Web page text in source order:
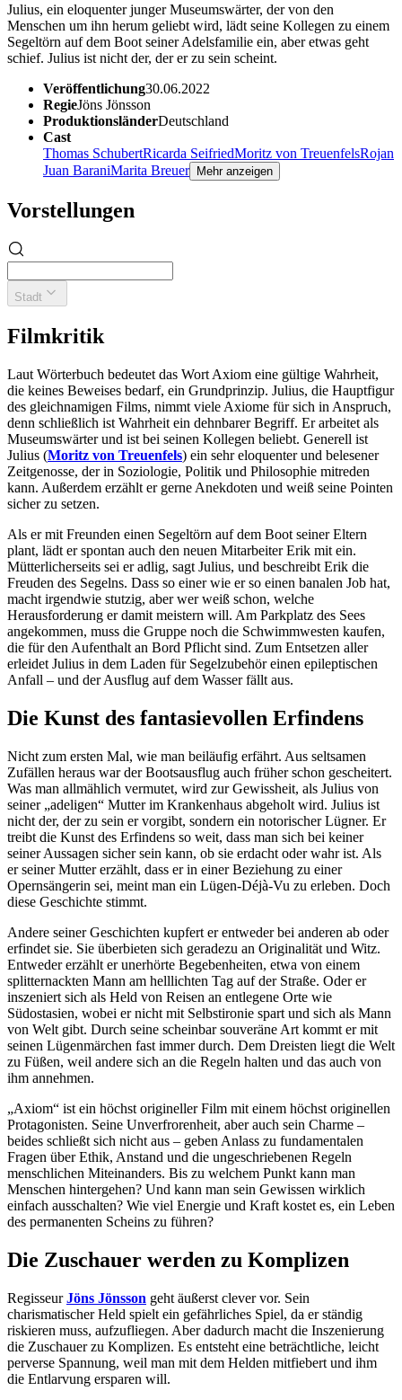
Julius, ein eloquenter junger Museumswärter, der von den
Menschen um ihn herum geliebt wird, lädt seine Kollegen zu einem
Segeltörn auf dem Boot seiner Adelsfamilie ein, aber etwas geht
schief. Julius ist nicht der, der er zu sein scheint.
Veröffentlichung30.06.2022
RegieJöns Jönsson
ProduktionsländerDeutschland
Cast
Thomas SchubertRicarda SeifriedMoritz von TreuenfelsRojan
Juan BaraniMarita Breuer Mehr anzeigen
Vorstellungen
Stadt
Filmkritik
Laut Wörterbuch bedeutet das Wort Axiom eine gültige Wahrheit,
die keines Beweises bedarf, ein Grundprinzip. Julius, die Hauptfigur
des gleichnamigen Films, nimmt viele Axiome für sich in Anspruch,
denn schließlich ist Wahrheit ein dehnbarer Begriff. Er arbeitet als
Museumswärter und ist bei seinen Kollegen beliebt. Generell ist
Julius (Moritz von Treuenfels) ein sehr eloquenter und belesener
Zeitgenosse, der in Soziologie, Politik und Philosophie mitreden
kann. Außerdem erzählt er gerne Anekdoten und weiß seine Pointen
sicher zu setzen.
Als er mit Freunden einen Segeltörn auf dem Boot seiner Eltern
plant, lädt er spontan auch den neuen Mitarbeiter Erik mit ein.
Mütterlicherseits sei er adlig, sagt Julius, und beschreibt Erik die
Freuden des Segelns. Dass so einer wie er so einen banalen Job hat,
macht irgendwie stutzig, aber wer weiß schon, welche
Herausforderung er damit meistern will. Am Parkplatz des Sees
angekommen, muss die Gruppe noch die Schwimmwesten kaufen,
die für den Aufenthalt an Bord Pflicht sind. Zum Entsetzen aller
erleidet Julius in dem Laden für Segelzubehör einen epileptischen
Anfall – und der Ausflug auf dem Wasser fällt aus.
Die Kunst des fantasievollen Erfindens
Nicht zum ersten Mal, wie man beiläufig erfährt. Aus seltsamen
Zufällen heraus war der Bootsausflug auch früher schon gescheitert.
Was man allmählich vermutet, wird zur Gewissheit, als Julius von
seiner „adeligen“ Mutter im Krankenhaus abgeholt wird. Julius ist
nicht der, der zu sein er vorgibt, sondern ein notorischer Lügner. Er
treibt die Kunst des Erfindens so weit, dass man sich bei keiner
seiner Aussagen sicher sein kann, ob sie erdacht oder wahr ist. Als
er seiner Mutter erzählt, dass er in einer Beziehung zu einer
Opernsängerin sei, meint man ein Lügen-Déjà-Vu zu erleben. Doch
diese Geschichte stimmt.
Andere seiner Geschichten kupfert er entweder bei anderen ab oder
erfindet sie. Sie überbieten sich geradezu an Originalität und Witz.
Entweder erzählt er unerhörte Begebenheiten, etwa von einem
splitternackten Mann am helllichten Tag auf der Straße. Oder er
inszeniert sich als Held von Reisen an entlegene Orte wie
Südostasien, wobei er nicht mit Selbstironie spart und sich als Mann
von Welt gibt. Durch seine scheinbar souveräne Art kommt er mit
seinen Lügenmärchen fast immer durch. Dem Dreisten liegt die Welt
zu Füßen, weil andere sich an die Regeln halten und das auch von
ihm annehmen.
„Axiom“ ist ein höchst origineller Film mit einem höchst originellen
Protagonisten. Seine Unverfrorenheit, aber auch sein Charme –
beides schließt sich nicht aus – geben Anlass zu fundamentalen
Fragen über Ethik, Anstand und die ungeschriebenen Regeln
menschlichen Miteinanders. Bis zu welchem Punkt kann man
Menschen hintergehen? Und kann man sein Gewissen wirklich
einfach ausschalten? Wie viel Energie und Kraft kostet es, ein Leben
des permanenten Scheins zu führen?
Die Zuschauer werden zu Komplizen
RegisseurJöns Jönsson geht äußerst clever vor. Sein
charismatischer Held spielt ein gefährliches Spiel, da er ständig
riskieren muss, aufzufliegen. Aber dadurch macht die Inszenierung
die Zuschauer zu Komplizen. Es entsteht eine beträchtliche, leicht
perverse Spannung, weil man mit dem Helden mitfiebert und ihm
die Entlarvung ersparen will.